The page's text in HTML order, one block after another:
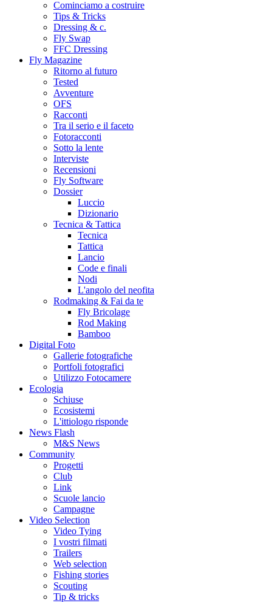
Cominciamo a costruire
Tips & Tricks
Dressing & c.
Fly Swap
FFC Dressing
Fly Magazine
Ritorno al futuro
Tested
Avventure
OFS
Racconti
Tra il serio e il faceto
Fotoracconti
Sotto la lente
Interviste
Recensioni
Fly Software
Dossier
Luccio
Dizionario
Tecnica & Tattica
Tecnica
Tattica
Lancio
Code e finali
Nodi
L'angolo del neofita
Rodmaking & Fai da te
Fly Bricolage
Rod Making
Bamboo
Digital Foto
Gallerie fotografiche
Portfoli fotografici
Utilizzo Fotocamere
Ecologia
Schiuse
Ecosistemi
L'ittiologo risponde
News Flash
M&S News
Community
Progetti
Club
Link
Scuole lancio
Campagne
Video Selection
Video Tying
I vostri filmati
Trailers
Web selection
Fishing stories
Scouting
Tip & tricks